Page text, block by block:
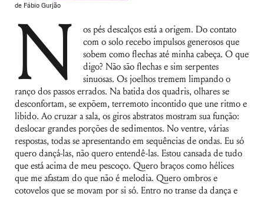
de Fábio Gurjão
N
os pés descalços está a origem. Do contato
com o solo recebo impulsos generosos que
sobem como flechas até minha cabeça. O que
digo? Não são flechas e sim serpentes
sinuosas. Os joelhos tremem limpando o
ranço dos passos errados. Na batida dos quadris, olhares se
desconfortam, se expõem, terremoto incontido que une ritmo e
libido. Ao cruzar a sala, os giros abstratos mostram sua função:
deslocar grandes porções de sedimentos. No ventre, várias
respostas, todas se apresentando em sequências de ondas. Eu só
quero dançá-las, não quero entendê-las. Estou cansada de tudo
que está acima de meu pescoço. Quero braços como hélices
que me afastam do que não é melodia. Quero ombros e
cotovelos que se movam por si só. Entro no transe da dança e